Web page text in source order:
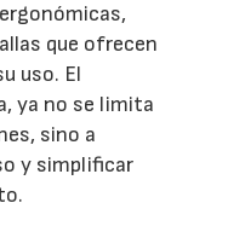
que ofrecen
uso. El
ya no se limita
sino a
y simplificar